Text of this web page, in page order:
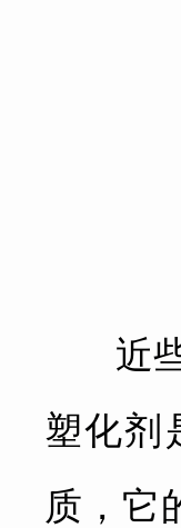
近
塑化剂
质，它